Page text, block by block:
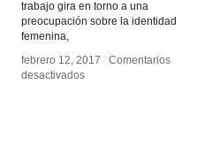
trabajo gira en torno a una
preocupación sobre la identidad
femenina,
febrero 12, 2017 / Comentarios
desactivadosen
febrero 12, 2017 / Comentarios
desactivadosen